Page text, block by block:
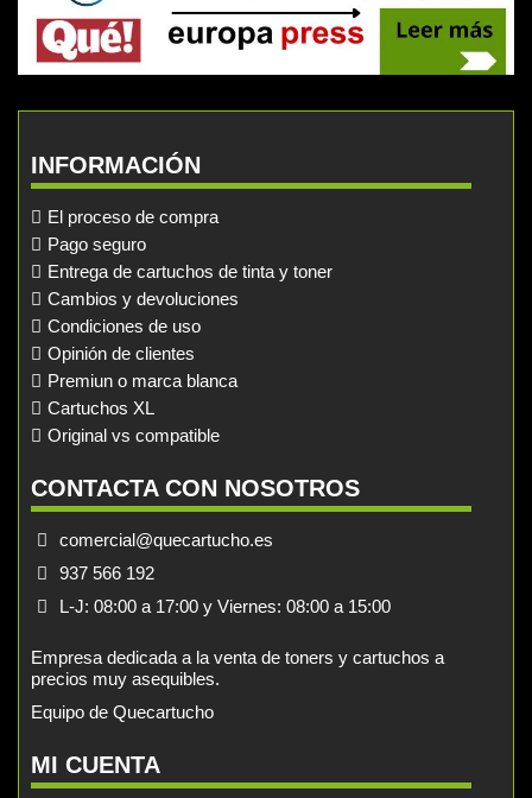
INFORMACIÓN
El proceso de compra
Pago seguro
Entrega de cartuchos de tinta y toner
Cambios y devoluciones
Condiciones de uso
Opinión de clientes
Premiun o marca blanca
Cartuchos XL
Original vs compatible
CONTACTA CON NOSOTROS
comercial@quecartucho.es
937 566 192
L-J: 08:00 a 17:00 y Viernes: 08:00 a 15:00
Empresa dedicada a la venta de toners y cartuchos a
precios muy asequibles.
Equipo de Quecartucho
MI CUENTA